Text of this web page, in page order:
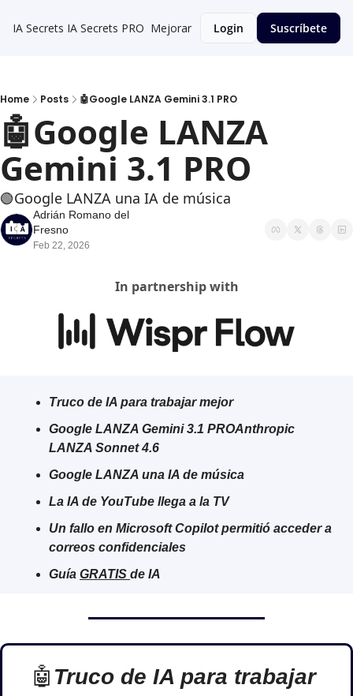
IA Secrets IA Secrets PRO Mejorar Login Suscríbete
Home Posts 🤖Google LANZA Gemini 3.1 PRO
🤖Google LANZA
Gemini 3.1 PRO
🟢Google LANZA una IA de música
Adrián Romano del
Fresno
Feb 22, 2026
In partnership with
Truco de IA para trabajar mejor
Google LANZA Gemini 3.1 PROAnthropic
LANZA Sonnet 4.6
Google LANZA una IA de música
La IA de YouTube llega a la TV
Un fallo en Microsoft Copilot permitió acceder a
correos confidenciales
Guía GRATIS de IA
🤖 Truco de IA para trabajar